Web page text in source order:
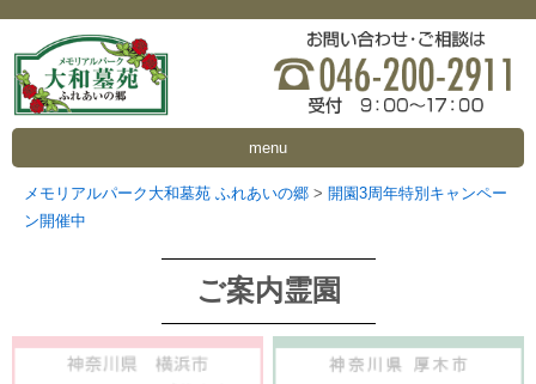
menu
メモリアルパーク大和墓苑 ふれあいの郷 > 開園3周年特別キャンペー
ン開催中
ご案内霊園